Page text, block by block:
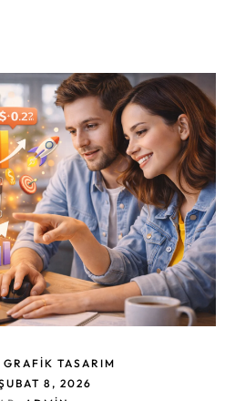
GRAFIK TASARIM
8, 2026